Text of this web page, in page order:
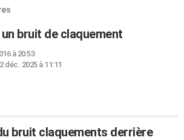
bruit de claquement
à 20:53
2 déc. 2025 à 11:11
bruit claquements derrière